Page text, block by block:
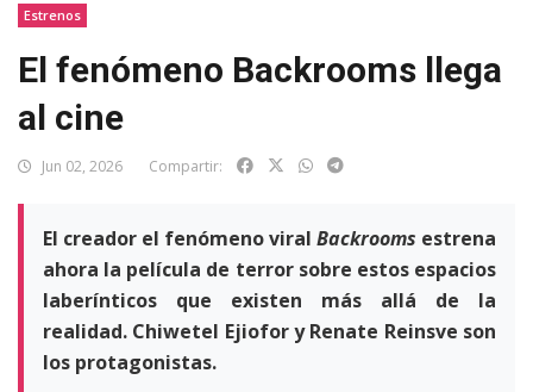
Estrenos
El fenómeno Backrooms llega
al cine
Jun 02, 2026 Compartir:
El creador el fenómeno viral Backrooms estrena
ahora la película de terror sobre estos espacios
laberínticos que existen más allá de la
realidad. Chiwetel Ejiofor y Renate Reinsve son
los protagonistas.